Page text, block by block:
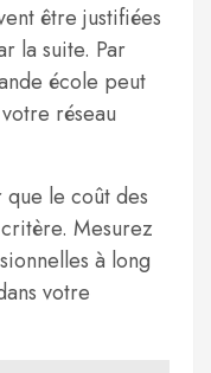
être justifiées
la suite. Par
école peut
réseau
le coût des
Mesurez
à long
votre